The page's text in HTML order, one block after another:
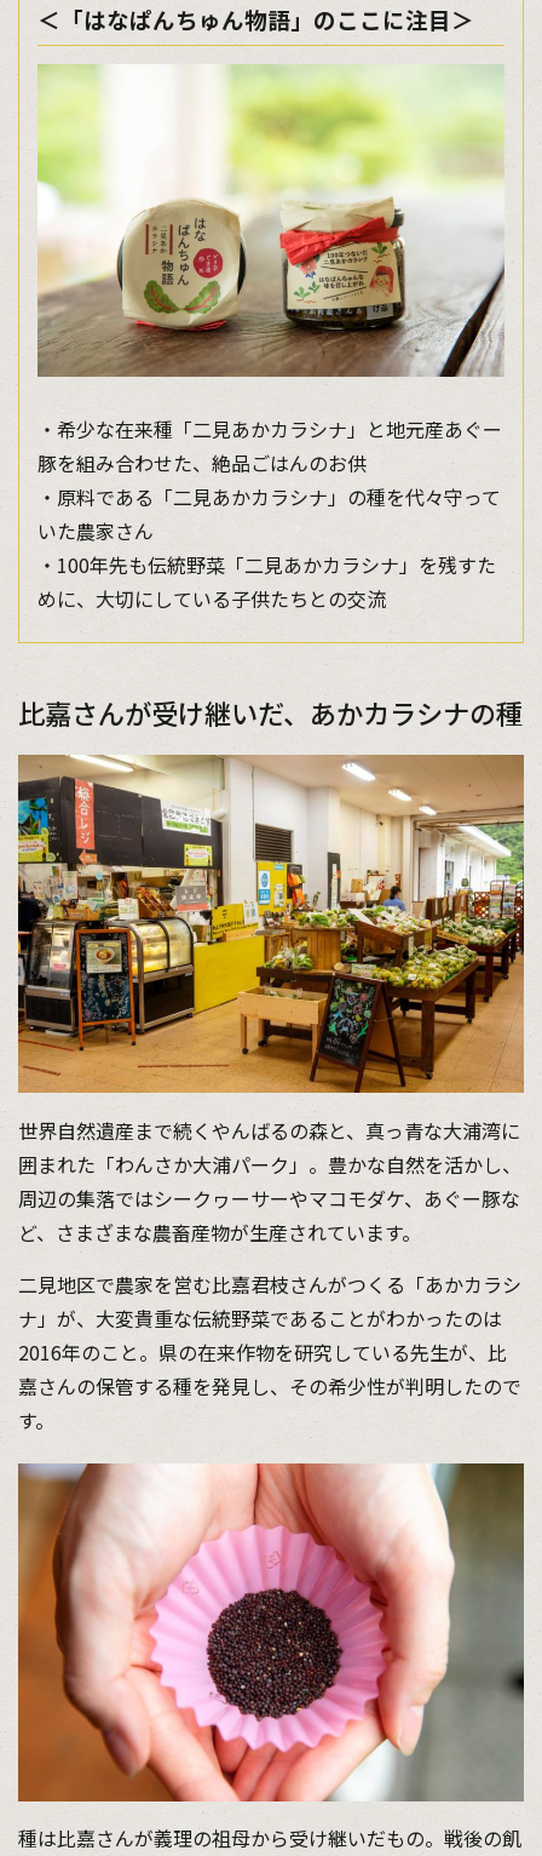
＜「はなぱんちゅん物語」のここに注目＞
・希少な在来種「二見あかカラシナ」と地元産あぐー
豚を組み合わせた、絶品ごはんのお供
・原料である「二見あかカラシナ」の種を代々守って
いた農家さん
・100年先も伝統野菜「二見あかカラシナ」を残すた
めに、大切にしている子供たちとの交流
比嘉さんが受け継いだ、あかカラシナの種
世界自然遺産まで続くやんばるの森と、真っ青な大浦湾に
囲まれた「わんさか大浦パーク」。豊かな自然を活かし、
周辺の集落ではシークヮーサーやマコモダケ、あぐー豚な
ど、さまざまな農畜産物が生産されています。
二見地区で農家を営む比嘉君枝さんがつくる「あかカラシ
ナ」が、大変貴重な伝統野菜であることがわかったのは
2016年のこと。県の在来作物を研究している先生が、比
嘉さんの保管する種を発見し、その希少性が判明したので
す。
種は比嘉さんが義理の祖母から受け継いだもの。戦後の飢